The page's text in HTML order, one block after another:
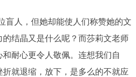
盲人，但她却能使人们称赞她的文
结晶又是什么呢？而莎莉文老师
耐心更令人敬佩。连想我们自
就退缩，放下，是多么的不就应